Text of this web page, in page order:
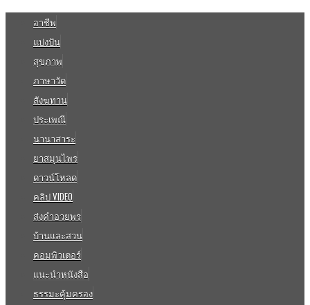
อาชีพ
แบ่งปัน
สุขภาพ
ภาษาวัด
สังฆทาน
ประเพณี
นานาสาระ
ยาสมุนไพร
ดาวน์โหลด
คลิป VIDEO
ส่งคำอวยพร
บ้านและสวน
คอมพิวเตอร์
แนะนำหนังสือ
ธรรมะคุ้มครอง